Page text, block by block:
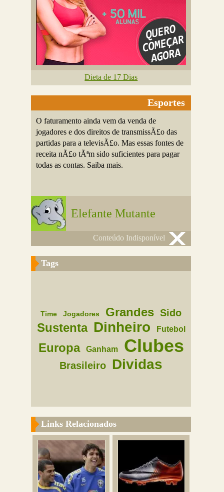
Dieta de 17 Dias
Esportes
O faturamento ainda vem da venda de
jogadores e dos direitos de transmissÃ£o das
partidas para a televisÃ£o. Mas essas fontes de
receita nÃ£o tÃªm sido suficientes para pagar
todas as contas. Saiba mais.
Elefante Mutante
Conteúdo Indisponível
Tags
Time Jogadores Grandes Sido
Sustenta Dinheiro Futebol
Europa Ganham Clubes
Brasileiro Dividas
Links Relacionados